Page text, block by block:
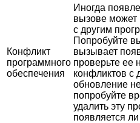
Конфликт
программного
обеспечения
Иногда
вызове может
с другим
Попробуйте
вызывает
проверьте ее
конфликтов с
обновление
попробуйте
удалить эту
появляется